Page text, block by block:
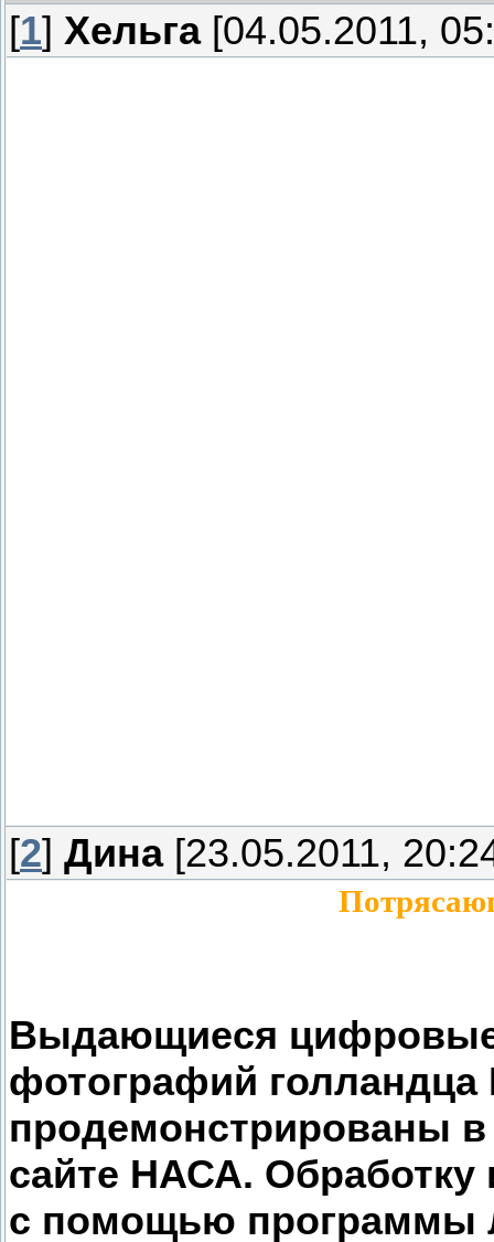
[1] Хельга[04.05.2011,
[2] Дина[23.05.2011,
Выдающиеся
фотографий
продемонстрированы
сайте НАСА.
с помощью программы